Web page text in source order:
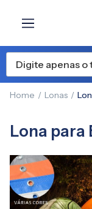
Home Lonas
Lona para